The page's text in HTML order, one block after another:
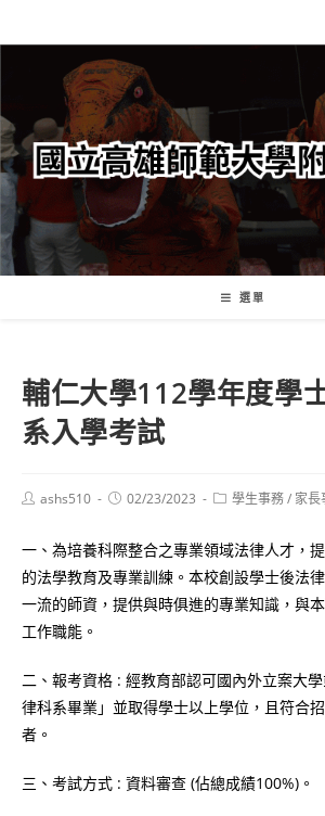
轉
要
內
容
選單
輔仁大學112學年度學
系入學考試
Postashs510
Post02/23/2023
Post學生事務/ 家長
一、為培養科際整合之專業領域法律人才，
的法學教育及專業訓練。本校創設學士後法
一流的師資，提供與時俱進的專業知識，與
工作職能。
二、報考資格 : 經教育部認可國內外立案大
律科系畢業」並取得學士以上學位，且符合
者。
三、考試方式 : 資料審查 (佔總成績100%)。